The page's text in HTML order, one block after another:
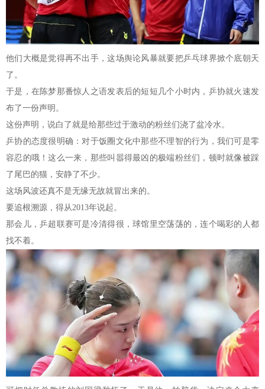
他们大概是觉得再不出手，这场舆论风暴就要把乒乓球界掀个底朝天
了。
于是，在陈梦那番惊人之语发表后的短短几个小时内，乒协就火速发
布了一份声明。
这份声明，说白了就是给那些过于激动的粉丝们浇了盆冷水。
乒协的态度很明确：对于饭圈文化中那些不理智的行为，我们可是零
容忍的哦！这么一来，那些叫嚣得最凶的极端粉丝们，顿时就像被踩
了尾巴的猫，安静了不少。
这场风波还真不是无缘无故就冒出来的。
要追根溯源，得从2013年说起。
那会儿，乒超联赛可是冷清得很，球馆里空荡荡的，连个喝彩的人都
找不着。